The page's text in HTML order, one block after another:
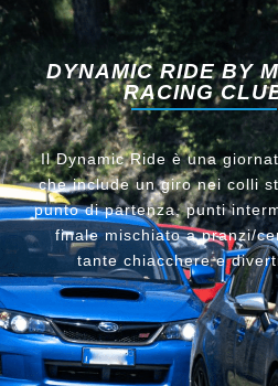
DYNAMIC RIDE BY
RACING
Il Dynamic Ride è una
che include un giro nei colli
punto di partenza, punti
finale mischiato a pranzi/
tante chiacchere e